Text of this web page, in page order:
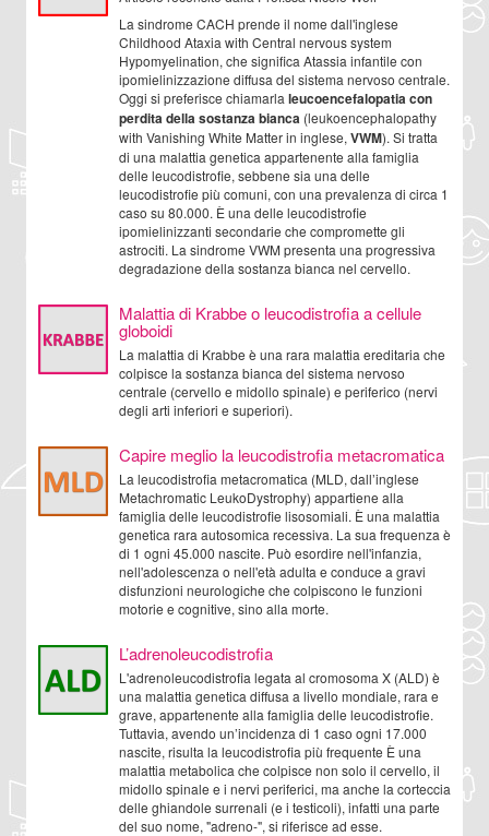
La sindrome CACH prende il nome dall'inglese
Childhood Ataxia with Central nervous system
Hypomyelination, che significa Atassia infantile con
ipomielinizzazione diffusa del sistema nervoso centrale.
Oggi si preferisce chiamarla leucoencefalopatia con
perdita della sostanza bianca (leukoencephalopathy
with Vanishing White Matter in inglese, VWM). Si tratta
di una malattia genetica appartenente alla famiglia
delle leucodistrofie, sebbene sia una delle
leucodistrofie più comuni, con una prevalenza di circa 1
caso su 80.000. È una delle leucodistrofie
ipomielinizzanti secondarie che compromette gli
astrociti. La sindrome VWM presenta una progressiva
degradazione della sostanza bianca nel cervello.
Malattia di Krabbe o leucodistrofia a cellule
globoidi
La malattia di Krabbe è una rara malattia ereditaria che
colpisce la sostanza bianca del sistema nervoso
centrale (cervello e midollo spinale) e periferico (nervi
degli arti inferiori e superiori).
Capire meglio la leucodistrofia metacromatica
La leucodistrofia metacromatica (MLD, dall’inglese
Metachromatic LeukoDystrophy) appartiene alla
famiglia delle leucodistrofie lisosomiali. È una malattia
genetica rara autosomica recessiva. La sua frequenza è
di 1 ogni 45.000 nascite. Può esordire nell'infanzia,
nell'adolescenza o nell'età adulta e conduce a gravi
disfunzioni neurologiche che colpiscono le funzioni
motorie e cognitive, sino alla morte.
L’adrenoleucodistrofia
L'adrenoleucodistrofia legata al cromosoma X (ALD) è
una malattia genetica diffusa a livello mondiale, rara e
grave, appartenente alla famiglia delle leucodistrofie.
Tuttavia, avendo un’incidenza di 1 caso ogni 17.000
nascite, risulta la leucodistrofia più frequente È una
malattia metabolica che colpisce non solo il cervello, il
midollo spinale e i nervi periferici, ma anche la corteccia
delle ghiandole surrenali (e i testicoli), infatti una parte
del suo nome, "adreno-", si riferisce ad esse.